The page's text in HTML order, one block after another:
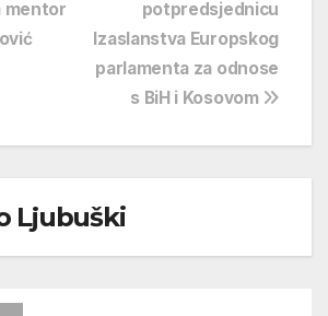
potpredsjednicu
Izaslanstva Europskog
parlamenta za odnose
s BiH i Kosovom
mentor
Ljubuški